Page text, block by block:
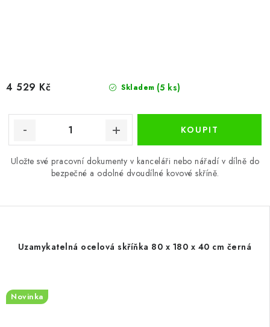
Skladem (5 ks)
4 529 Kč
Uložte své pracovní dokumenty v kanceláři nebo nářadí v dílně do
bezpečné a odolné dvoudílné kovové skříně.
Uzamykatelná ocelová skříňka 80 x 180 x 40 cm černá
Novinka